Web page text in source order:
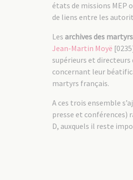
états de missions MEP
de liens entre les
Les archives des
Jean-Martin Moyë
supérieurs et
concernant leur
martyrs français.
A ces trois ensemble
presse et conférences)
D, auxquels il reste